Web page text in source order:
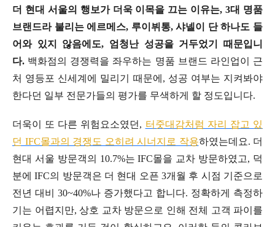
더 현대 서울의 행보가 더욱 이목을 끄는 이유는, 3대 명품
브랜드라 불리는 에르메스, 루이뷔통, 샤넬이 단 하나도 들
어와 있지 않음에도, 엄청난 성공을 거두었기 때문입니
다. 백화점의 경쟁력을 좌우하는 명품 브랜드 라인업이 근
처 영등포 신세계에 밀리기 때문에, 성공 여부는 지켜봐야
한다던 일부 전문가들의 평가를 무색하게 할 정도입니다.
더욱이 또 다른 위험요소였던, 터줏대감처럼 자리 잡고 있
던 IFC몰과의 경쟁도 오히려 시너지로 작용하였는데요. 더
현대 서울 방문객의 10.7%는 IFC몰을 교차 방문하였고, 덕
분에 IFC의 방문객은 더 현대 오픈 3개월 후 시점 기준으로
전년 대비 30~40%나 증가했다고 합니다. 정확하게 측정하
기는 어렵지만, 상호 교차 방문으로 인해 전체 고객 파이를